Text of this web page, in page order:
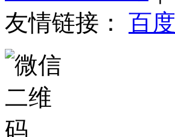
友情链接： 百度